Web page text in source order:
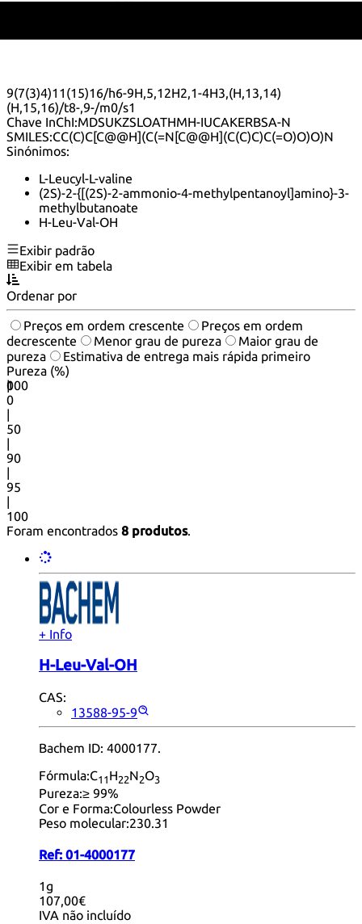
9(7(3)4)11(15)16/h6-9H,5,12H2,1-4H3,(H,13,14)
(H,15,16)/t8-,9-/m0/s1
Chave InChI:MDSUKZSLOATHMH-IUCAKERBSA-N
SMILES:CC(C)C[C@@H](C(=N[C@@H](C(C)C)C(=O)O)O)N
Sinónimos:
L-Leucyl-L-valine
(2S)-2-{[(2S)-2-ammonio-4-methylpentanoyl]amino}-3-
methylbutanoate
H-Leu-Val-OH
Exibir padrão
Exibir em tabela
Ordenar por
Preços em ordem crescente
Preços em ordem
decrescente
Menor grau de pureza
Maior grau de
pureza
Estimativa de entrega mais rápida primeiro
Pureza (%)
0
100
|
0
|
50
|
90
|
95
|
100
Foram encontrados 8 produtos.
+ Info
H-Leu-Val-OH
CAS:
13588-95-9
Bachem ID: 4000177.
Fórmula:C11 H22N2O3
Pureza:≥ 99%
Cor e Forma:Colourless Powder
Peso molecular:230.31
Ref: 01-4000177
1g
107,00€
IVA não incluído